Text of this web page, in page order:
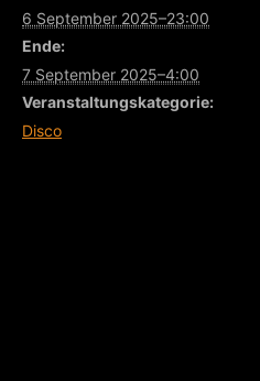
6 September 2025–23:00
Ende:
7 September 2025–4:00
Veranstaltungskategorie:
Disco